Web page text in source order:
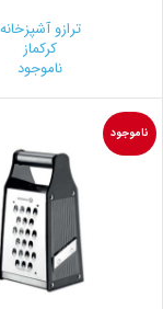
ترازو آشپزخانه
کرکماز
ناموجود
ناموجود